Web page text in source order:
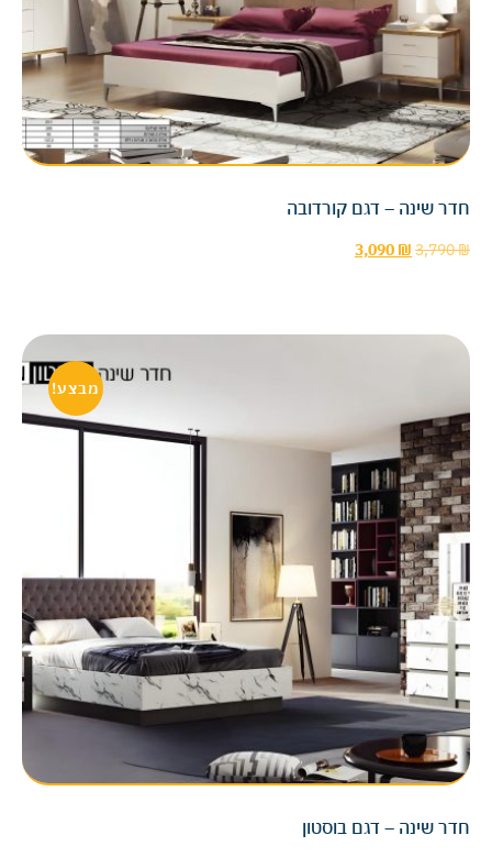
חדר שינה – דגם קורדובה
3,790₪
3,090 ₪
מבצע!
חדר שינה – דגם בוסטון